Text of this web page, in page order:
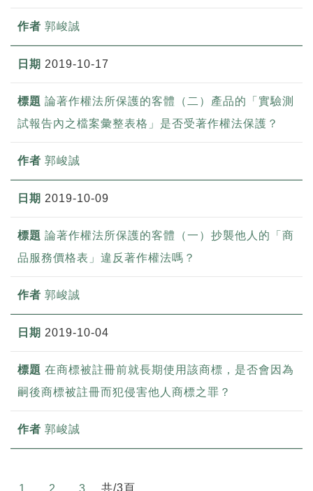
郭峻誠
2019-10-17
論著作權法所保護的客體（二）產品的「實驗測
試報告內之檔案彙整表格」是否受著作權法保護？
郭峻誠
2019-10-09
論著作權法所保護的客體（一）抄襲他人的「商
品服務價格表」違反著作權法嗎？
郭峻誠
2019-10-04
在商標被註冊前就長期使用該商標，是否會因為
嗣後商標被註冊而犯侵害他人商標之罪？
郭峻誠
1 2 3 共/3頁